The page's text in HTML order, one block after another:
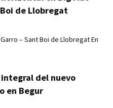
de Llobregat
– Sant Boi de Llobregat En
del nuevo
en Begur